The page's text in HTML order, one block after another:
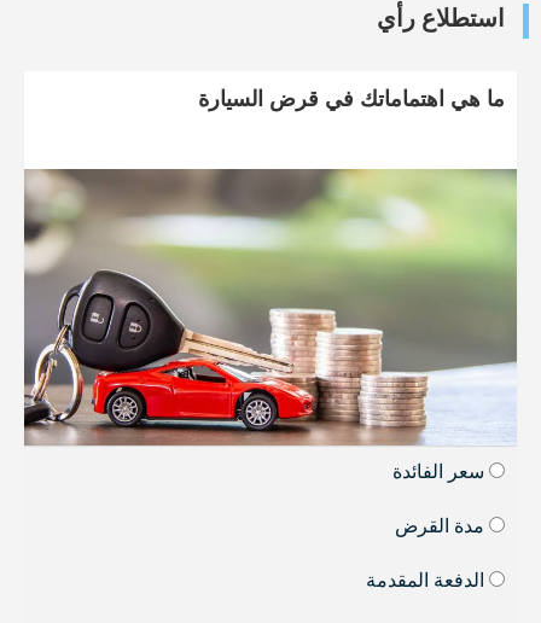
استطلاع رأي
ما هي اهتماماتك في قرض السيارة
سعر الفائدة
مدة القرض
الدفعة المقدمة